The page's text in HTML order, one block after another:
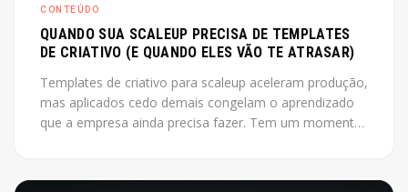
CONTEÚDO
QUANDO SUA SCALEUP PRECISA DE TEMPLATES
DE CRIATIVO (E QUANDO ELES VÃO TE ATRASAR)
Templates de criativo para scaleup aceleram produção,
mas aplicados cedo demais congelam o aprendizado
que a empresa ainda precisa fazer. Tem um momento
montar um sistema, industrializar. Só que esse instinto,